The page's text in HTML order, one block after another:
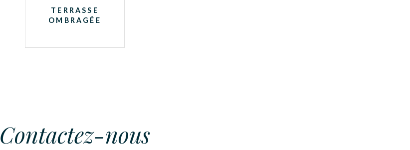
TERRASSE
OMBRAGÉE
Contactez-nous